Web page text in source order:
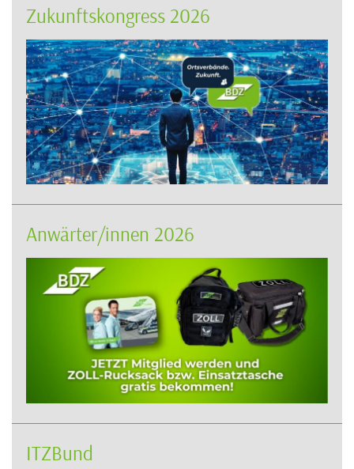
Zukunftskongress 2026
Anwärter/innen 2026
ITZBund